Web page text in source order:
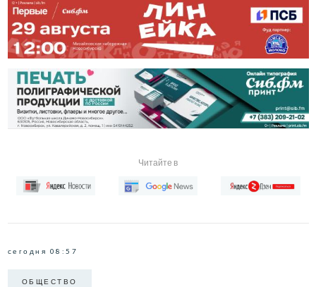
Читайте в
сегодня 08:57
ОБЩЕСТВО